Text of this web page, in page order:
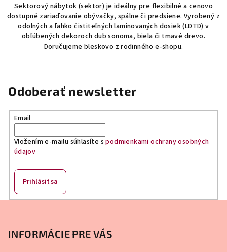
a
c
i
e
k
v
p
a
n
i
e
Sektorový nábytok (sektor) je ideálny pre flexibilné a cenovo
dostupné zariaďovanie obývačky, spálne či predsiene. Vyrobený z
odolných a ľahko čistiteľných laminovaných dosiek (LDTD) v
obľúbených dekoroch dub sonoma, biela či tmavé drevo.
Doručujeme bleskovo z rodinného e-shopu.
Odoberať newsletter
Email
Vložením e-mailu súhlasíte spodmienkami ochrany osobných
údajov
Prihlásiť sa
INFORMÁCIE PRE VÁS